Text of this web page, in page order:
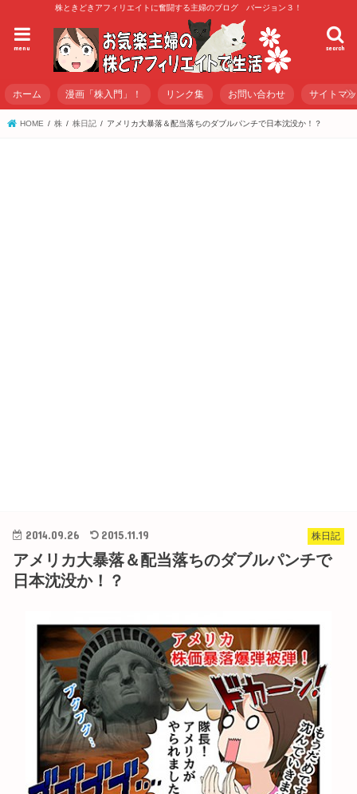
株ときどきアフィリエイトに奮闘する主婦のブログ バージョン３！
search
menu
ホーム 漫画「株入門」！ リンク集 お問い合わせ サイトマ
HOME 株 株日記 アメリカ大暴落＆配当落ちのダブルパンチで日本沈没か！？
株日記
2014.09.26 2015.11.19
アメリカ大暴落＆配当落ちのダブルパンチで
日本沈没か！？